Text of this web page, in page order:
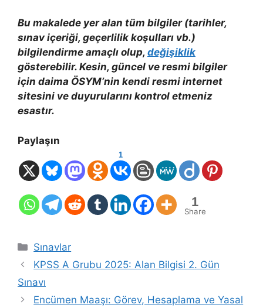
Bu makalede yer alan tüm bilgiler (tarihler,
sınav içeriği, geçerlilik koşulları vb.)
bilgilendirme amaçlı olup, değişiklik
gösterebilir. Kesin, güncel ve resmi bilgiler
için daima ÖSYM’nin kendi resmi internet
sitesini ve duyurularını kontrol etmeniz
esastır.
Paylaşın
1
1
Share
Kategoriler
Sınavlar
KPSS A Grubu 2025: Alan Bilgisi 2. Gün
Sınavı
Encümen Maaşı: Görev, Hesaplama ve Yasal